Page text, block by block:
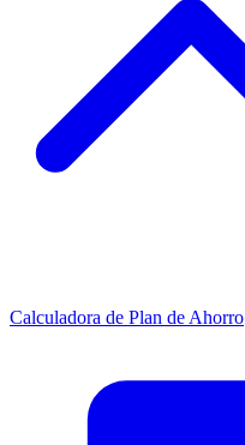
Calculadora de Plan de Ahorro